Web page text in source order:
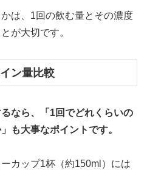
は、1回の飲む量とその濃度
が大切です。
ン量比較
なら、「1回でどれくらいの
も大事なポイントです。
カップ1杯（約150ml）には